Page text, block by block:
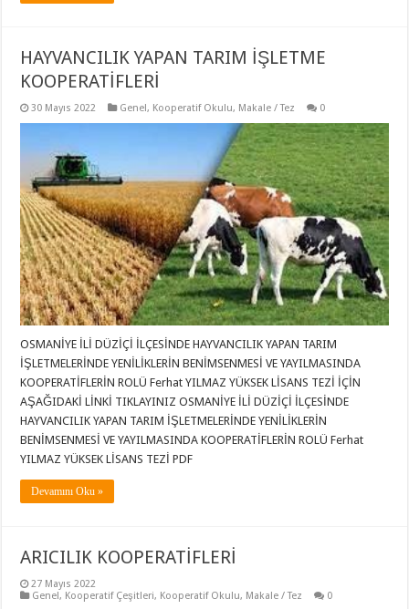
HAYVANCILIK YAPAN TARIM İŞLETME
KOOPERATİFLERİ
30 Mayıs 2022 Genel, Kooperatif Okulu, Makale / Tez 0
OSMANİYE İLİ DÜZİÇİ İLÇESİNDE HAYVANCILIK YAPAN TARIM
İŞLETMELERİNDE YENİLİKLERİN BENİMSENMESİ VE YAYILMASINDA
KOOPERATİFLERİN ROLÜ Ferhat YILMAZ YÜKSEK LİSANS TEZİ İÇİN
AŞAĞIDAKİ LİNKİ TIKLAYINIZ OSMANİYE İLİ DÜZİÇİ İLÇESİNDE
HAYVANCILIK YAPAN TARIM İŞLETMELERİNDE YENİLİKLERİN
BENİMSENMESİ VE YAYILMASINDA KOOPERATİFLERİN ROLÜ Ferhat
YILMAZ YÜKSEK LİSANS TEZİ PDF
Devamını Oku »
ARICILIK KOOPERATİFLERİ
27 Mayıs 2022
Genel, Kooperatif Çeşitleri, Kooperatif Okulu, Makale / Tez 0